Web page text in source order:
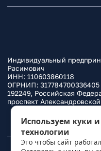
Индивидуальный
Расимович
ИНН: 110603860118
ОГРНИП: 317784700336405
192249, Российская
проспект
Политика
Используем куки
технологии
Это чтобы сайт